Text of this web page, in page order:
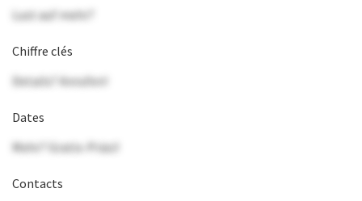
Lust auf mehr?
Chiffre clés
Details? Anrufen!
Dates
Mehr? Gratis-Präsi!
Contacts